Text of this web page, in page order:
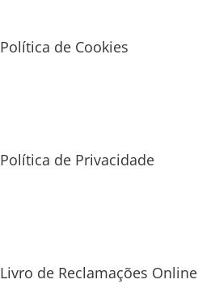
Política de Cookies
Política de Privacidade
Livro de Reclamações Online